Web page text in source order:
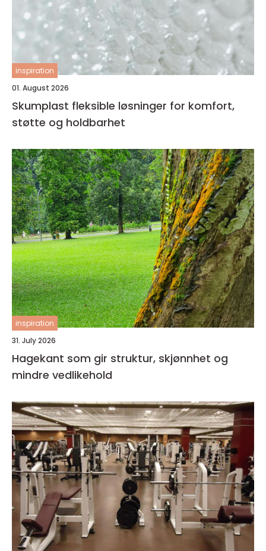
inspiration
01. August 2026
Skumplast fleksible løsninger for komfort,
støtte og holdbarhet
inspiration
31. July 2026
Hagekant som gir struktur, skjønnhet og
mindre vedlikehold